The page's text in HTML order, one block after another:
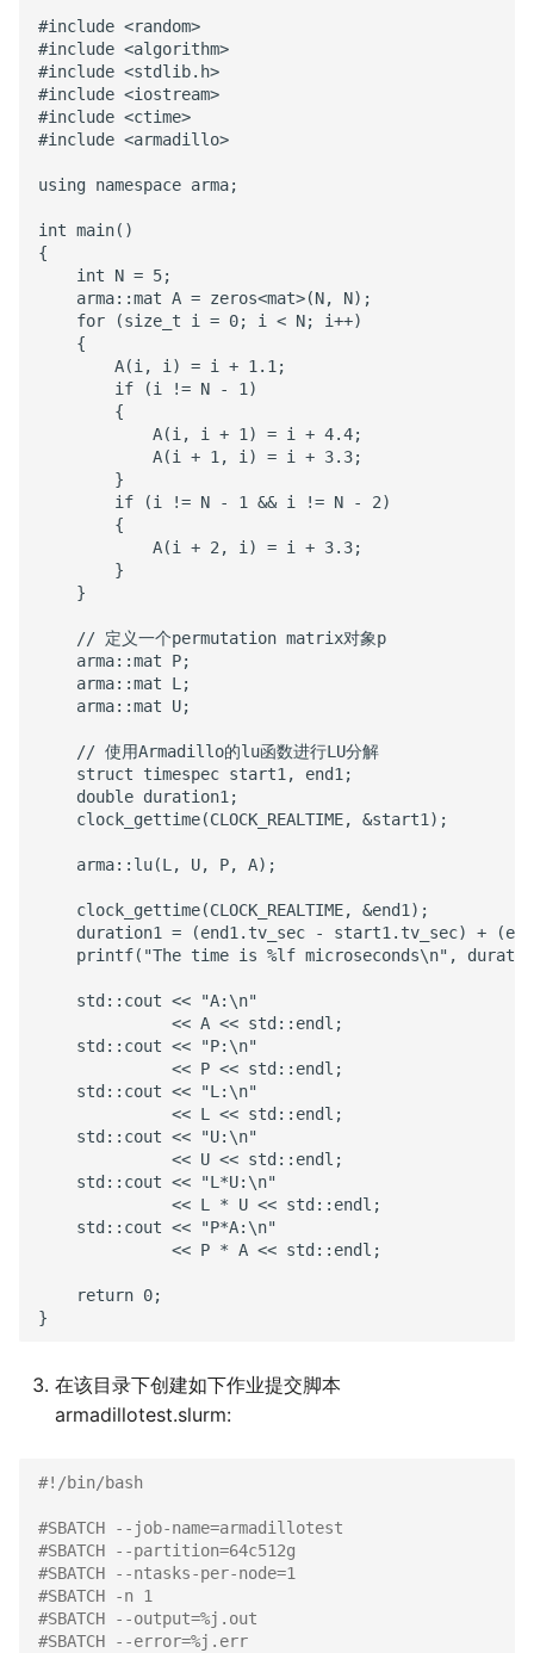
#include <random>
#include <algorithm>
#include <stdlib.h>
#include <iostream>
#include <ctime>
#include <armadillo>
using namespace arma;
int main()
{
    int N = 5;
    arma::mat A = zeros<mat>(N, N);
    for (size_t i = 0; i < N; i++)
    {
        A(i, i) = i + 1.1;
        if (i != N - 1)
        {
            A(i, i + 1) = i + 4.4;
            A(i + 1, i) = i + 3.3;
        }
        if (i != N - 1 && i != N - 2)
        {
            A(i + 2, i) = i + 3.3;
        }
    }
    // 定义一个permutation matrix对象p
    arma::mat P;
    arma::mat L;
    arma::mat U;
    // 使用Armadillo的lu函数进行LU分解
    struct timespec start1, end1;
    double duration1;
    clock_gettime(CLOCK_REALTIME, &start1);
    arma::lu(L, U, P, A);
    clock_gettime(CLOCK_REALTIME, &end1);
duration1 = (end1.tv_sec - start1.tv_sec) +
printf("The time is %lf microseconds\n",
    std::cout << "A:\n"
              << A << std::endl;
    std::cout << "P:\n"
              << P << std::endl;
    std::cout << "L:\n"
              << L << std::endl;
    std::cout << "U:\n"
              << U << std::endl;
    std::cout << "L*U:\n"
              << L * U << std::endl;
    std::cout << "P*A:\n"
              << P * A << std::endl;
    return 0;
在该目录下创建如下作业提交脚本
armadillotest.slurm:
#!/bin/bash
#SBATCH --job-name=armadillotest
#SBATCH --partition=64c512g
#SBATCH --ntasks-per-node=1
#SBATCH -n 1
#SBATCH --output=%j.out
#SBATCH --error=%j.err